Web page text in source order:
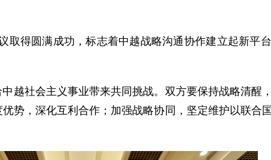
取得圆满成功，标志着中越战略沟通协作建立起新平
越社会主义事业带来共同挑战。双方要保持战略清醒
势，深化互利合作；加强战略协同，坚定维护以联合